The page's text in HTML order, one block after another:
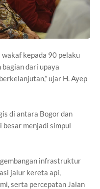
kepada 90 pelaku
bagian dari upaya
ujar H. Ayep
di antara Bogor dan
besar menjadi simpul
infrastruktur
jalur kereta api,
serta percepatan Jalan